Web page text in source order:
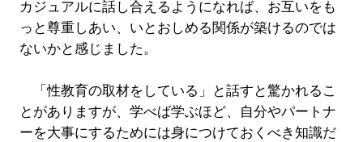
カジュアルに話し合えるようになれば、お互いをも
っと尊重しあい、いとおしめる関係が築けるのでは
ないかと感じました。
「性教育の取材をしている」と話すと驚かれるこ
とがありますが、学べば学ぶほど、自分やパートナ
ーを大事にするためには身につけておくべき知識だ